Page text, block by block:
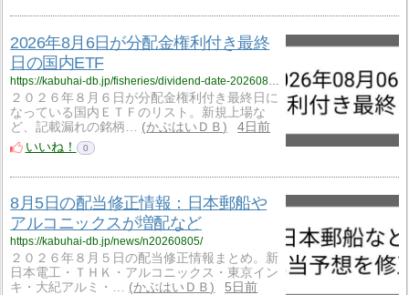
2026年8月6日が分配金権利付き最終
日の国内ETF
https://kabuhai-db.jp/fisheries/dividend-date-20260806/
２０２６年８月６日が分配金権利付き最終日に
なっている国内ＥＴＦのリスト。新規上場な
ど、記載漏れの銘柄…
かぶはいＤＢ
4日前
いいね！
0
8月5日の配当修正情報：日本郵船や
アルコニックスが増配など
https://kabuhai-db.jp/news/n20260805/
２０２６年８月５日の配当修正情報まとめ。新
日本電工・ＴＨＫ・アルコニックス・東京イン
キ・大紀アルミ・…
かぶはいＤＢ
5日前